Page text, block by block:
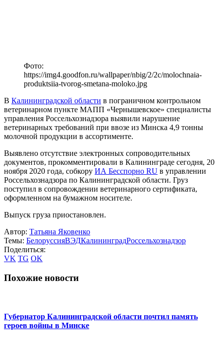
Фото:
https://img4.goodfon.ru/wallpaper/nbig/2/2c/molochnaia-
produktsiia-tvorog-smetana-moloko.jpg
В Калининградской области в пограничном контрольном
ветеринарном пункте МАПП «Чернышевское» специалисты
управления Россельхознадзора выявили нарушение
ветеринарных требований при ввозе из Минска 4,9 тонны
молочной продукции в ассортименте.
Выявлено отсутствие электронных сопроводительных
документов, прокомментировали в Калининграде сегодня, 20
ноября 2020 года, собкору ИА Бесспорно RU в управлении
Россельхознадзора по Калининградской области. Груз
поступил в сопровождении ветеринарного сертификата,
оформленном на бумажном носителе.
Выпуск груза приостановлен.
Автор: Татьяна Яковенко
Темы: БелоруссияВЭДКалининградРоссельхознадзор
Поделиться:
VK TG OK
Похожие новости
Губернатор Калининградской области почтил память
героев войны в Минске